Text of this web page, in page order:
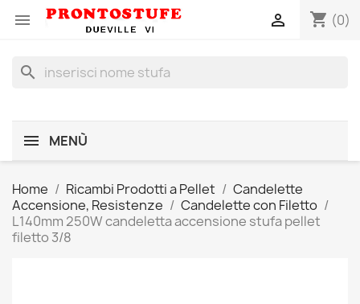
 shopping_cart (0)

search
MENÙ
Home Ricambi Prodotti a Pellet
Candelette
Accensione, Resistenze
Candelette con Filetto
L140mm 250W candeletta accensione stufa pellet
filetto 3/8